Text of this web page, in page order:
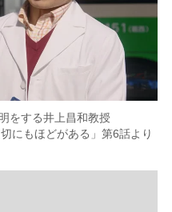
をする井上昌和教授
にもほどがある」第6話より